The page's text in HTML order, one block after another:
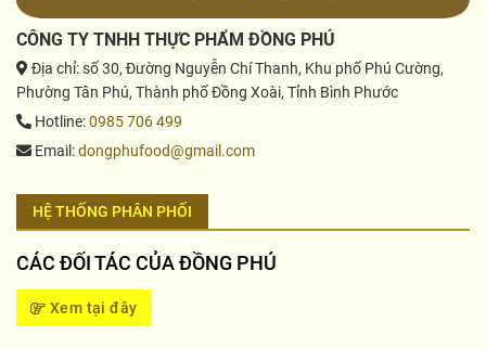
CÔNG TY TNHH THỰC PHẨM ĐỒNG PHÚ
Địa chỉ: số 30, Đường Nguyễn Chí Thanh, Khu phố Phú Cường,
Phường Tân Phú, Thành phố Đồng Xoài, Tỉnh Bình Phước
Hotline:0985 706 499
Email :dongphufood@gmail.com
HỆ THỐNG PHÂN PHỐI
CÁC ĐỐI TÁC CỦA ĐỒNG PHÚ
Xem tại đây